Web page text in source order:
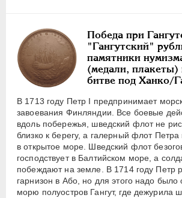
Победа при
"Гангутский"
памятники
(медали,
битве под Ханко/
В 1713 году Петр I предпринимает
завоевания Финляндии. Все боевые
вдоль побережья, шведский флот не
близко к берегу, а галерный флот Петра
в открытое море. Шведский флот
господствует в Балтийском море, а
побеждают на земле. В 1714 году Петр
гарнизон в Або, но для этого надо было
морю полуостров Гангут, где дежурила